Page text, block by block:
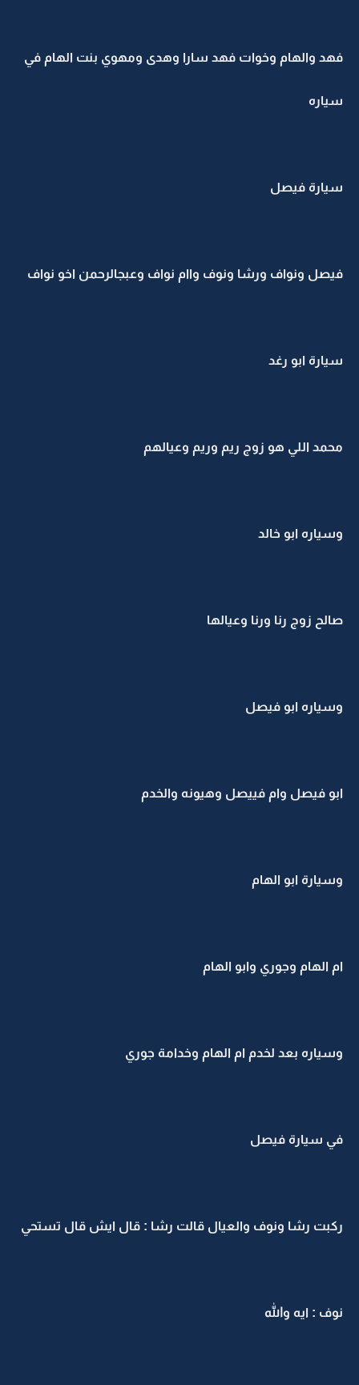
فهد والهام وخوات فهد سارا وهدى ومهوي بنت الهام في
سياره
سيارة فيصل
فيصل ونواف ورشا ونوف واام نواف وعبجالرحمن اخو نواف
سيارة ابو رغد
محمد اللي هو زوج ريم وريم وعيالهم
وسياره ابو خالد
صالح زوج رنا ورنا وعيالها
وسياره ابو فيصل
ابو فيصل وام فييصل وهيونه والخدم
وسيارة ابو الهام
ام الهام وجوري وابو الهام
وسياره بعد لخدم ام الهام وخدامة جوري
في سيارة فيصل
ركبت رشا ونوف والعيال قالت رشا : قال ايش قال تستحي
نوف : ايه والله